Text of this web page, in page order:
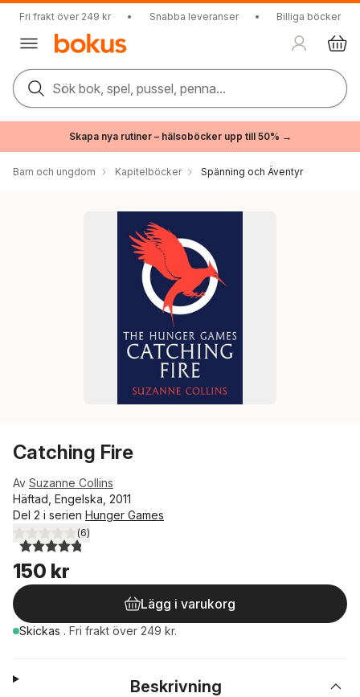
Fri frakt över 249 kr • Snabba leveranser • Billiga böcker
Sök bok, spel, pussel, penna...
Skapa nya rutiner – hälsoböcker upp till 50% →
Barn och ungdom Kapitelböcker Spänning och Äventyr
Catching Fire
Av Suzanne Collins
Häftad, Engelska, 2011
Del 2 i serien Hunger Games
4,8utav 5 stjärnor. Totalt antal röster:
(6)
150 kr
Lägg i varukorg
Skickas . Fri frakt över 249 kr.
Beskrivning